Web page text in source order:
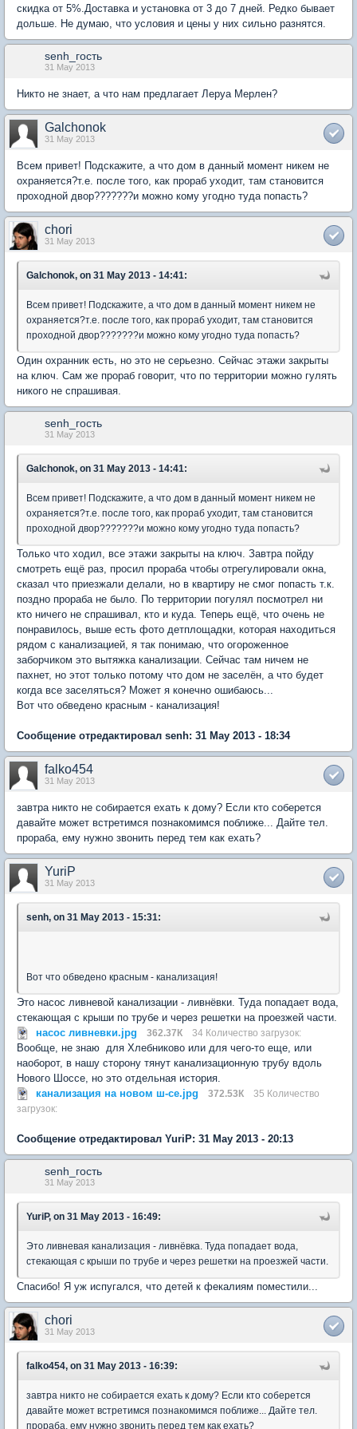
скидка от 5%.Доставка и установка от 3 до 7 дней. Редко бывает
дольше. Не думаю, что условия и цены у них сильно разнятся.
senh_гость
31 May 2013
Никто не знает, а что нам предлагает Леруа Мерлен?
Galchonok
31 May 2013
Всем привет! Подскажите, а что дом в данный момент никем не
охраняется?т.е. после того, как прораб уходит, там становится
проходной двор???????и можно кому угодно туда попасть?
chori
31 May 2013
Galchonok, on 31 May 2013 - 14:41:
Всем привет! Подскажите, а что дом в данный момент никем не
охраняется?т.е. после того, как прораб уходит, там становится
проходной двор???????и можно кому угодно туда попасть?
Один охранник есть, но это не серьезно. Сейчас этажи закрыты
на ключ. Сам же прораб говорит, что по территории можно гулять
никого не спрашивая.
senh_гость
31 May 2013
Galchonok, on 31 May 2013 - 14:41:
Всем привет! Подскажите, а что дом в данный момент никем не
охраняется?т.е. после того, как прораб уходит, там становится
проходной двор???????и можно кому угодно туда попасть?
Только что ходил, все этажи закрыты на ключ. Завтра пойду
смотреть ещё раз, просил прораба чтобы отрегулировали окна,
сказал что приезжали делали, но в квартиру не смог попасть т.к.
поздно прораба не было. По территории погулял посмотрел ни
кто ничего не спрашивал, кто и куда. Теперь ещё, что очень не
понравилось, выше есть фото детплощадки, которая находиться
рядом с канализацией, я так понимаю, что огороженное
заборчиком это вытяжка канализации. Сейчас там ничем не
пахнет, но этот только потому что дом не заселён, а что будет
когда все заселяться? Может я конечно ошибаюсь...
Вот что обведено красным - канализация!
Сообщение отредактировал senh: 31 May 2013 - 18:34
falko454
31 May 2013
завтра никто не собирается ехать к дому? Если кто соберется
давайте может встретимся познакомимся поближе... Дайте тел.
прораба, ему нужно звонить перед тем как ехать?
YuriP
31 May 2013
senh, on 31 May 2013 - 15:31:
Вот что обведено красным - канализация!
Это насос ливневой канализации - ливнёвки. Туда попадает вода,
стекающая с крыши по трубе и через решетки на проезжей части.
насос ливневки.jpg
362.37К 34 Количество загрузок:
Вообще, не знаю для Хлебниково или для чего-то еще, или
наоборот, в нашу сторону тянут канализационную трубу вдоль
Нового Шоссе, но это отдельная история.
канализация на новом ш-се.jpg
372.53К
35 Количество
загрузок:
Сообщение отредактировал YuriP: 31 May 2013 - 20:13
senh_гость
31 May 2013
YuriP, on 31 May 2013 - 16:49:
Это ливневая канализация - ливнёвка. Туда попадает вода,
стекающая с крыши по трубе и через решетки на проезжей части.
Спасибо! Я уж испугался, что детей к фекалиям поместили...
chori
31 May 2013
falko454, on 31 May 2013 - 16:39:
завтра никто не собирается ехать к дому? Если кто соберется
давайте может встретимся познакомимся поближе... Дайте тел.
прораба, ему нужно звонить перед тем как ехать?